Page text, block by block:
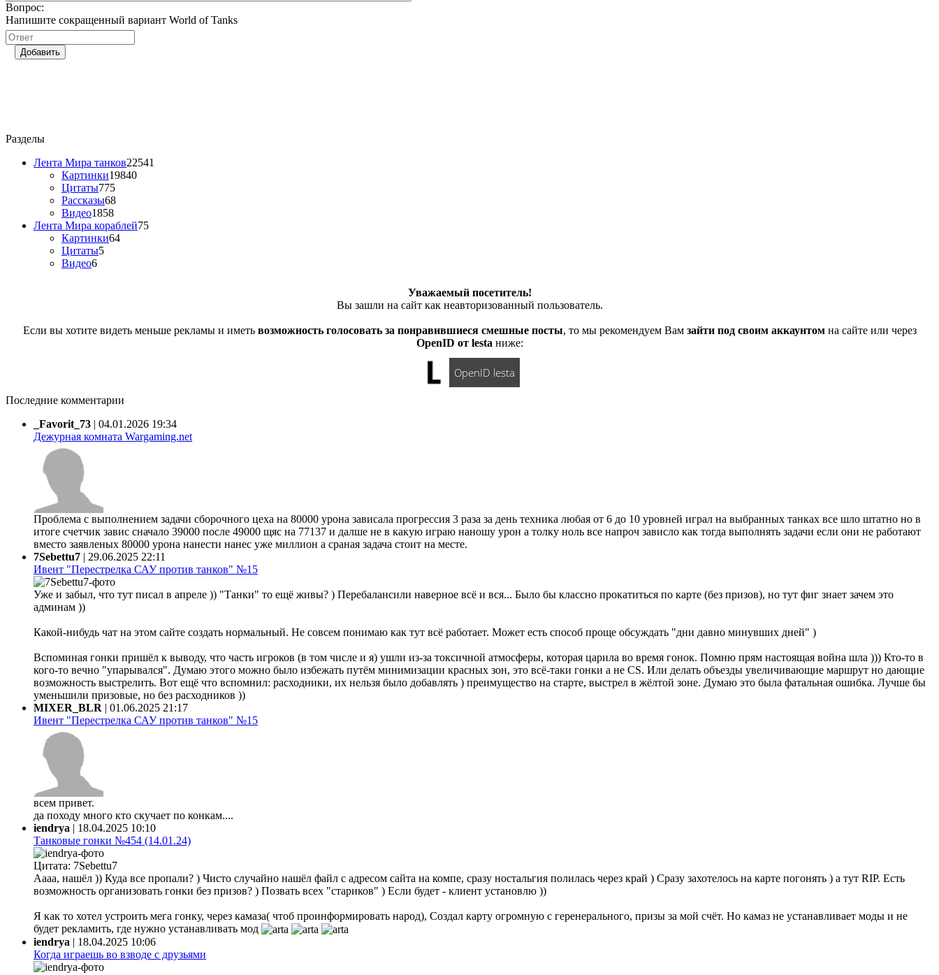
Вопрос:
Напишите сокращенный вариант World of Tanks
Добавить
Разделы
Лента Мира танков22541
Картинки19840
Цитаты775
Рассказы68
Видео1858
Лента Мира кораблей75
Картинки64
Цитаты5
Видео6
Уважаемый посетитель!
Вы зашли на сайт как неавторизованный пользователь.
Если вы хотите видеть меньше рекламы и иметь возможность голосовать за понравившиеся смешные посты, то мы рекомендуем Вам зайти под своим аккаунтомна сайте или через
OpenID от lesta ниже:
OpenID lesta
Последние комментарии
_Favorit_73 | 04.01.2026 19:34
Дежурная комната Wargaming.net
Проблема с выполнением задачи сборочного цеха на 80000 урона зависала прогрессия 3 раза за день техника любая от 6 до 10 уровней играл на выбранных танках все шло штатно но в
итоге счетчик завис сначало 39000 после 49000 щяс на 77137 и далше не в какую играю наношу урон а толку ноль все напроч зависло как тогда выполнять задачи если они не работают
вместо заявленых 80000 урона нанести нанес уже миллион а сраная задача стоит на месте.
7Sebettu7 | 29.06.2025 22:11
Ивент "Перестрелка САУ против танков" №15
Уже и забыл, что тут писал в апреле )) "Танки" то ещё живы? ) Перебалансили наверное всё и вся... Было бы классно прокатиться по карте (без призов), но тут фиг знает зачем это
админам ))
Какой-нибудь чат на этом сайте создать нормальный. Не совсем понимаю как тут всё работает. Может есть способ проще обсуждать "дни давно минувших дней" )
Вспоминая гонки пришёл к выводу, что часть игроков (в том числе и я) ушли из-за токсичной атмосферы, которая царила во время гонок. Помню прям настоящая война шла ))) Кто-то в
кого-то вечно "упарывался". Думаю этого можно было избежать путём минимизации красных зон, это всё-таки гонки а не CS. Или делать объезды увеличивающие маршрут но дающие
возможность выстрелить. Вот ещё что вспомнил: расходники, их нельзя было добавлять ) преимущество на старте, выстрел в жёлтой зоне. Думаю это была фатальная ошибка. Лучше бы
уменьшили призовые, но без расходников ))
MIXER_BLR | 01.06.2025 21:17
Ивент "Перестрелка САУ против танков" №15
всем привет.
да походу много кто скучает по конкам....
iendrya | 18.04.2025 10:10
Танковые гонки №454 (14.01.24)
Цитата: 7Sebettu7
Аааа, нашёл )) Куда все пропали? ) Чисто случайно нашёл файл с адресом сайта на компе, сразу ностальгия полилась через край ) Сразу захотелось на карте погонять ) а тут RIP. Есть
возможность организовать гонки без призов? ) Позвать всех "стариков" ) Если будет - клиент установлю ))
Я как то хотел устроить мега гонку, через камаза( чтоб проинформировать народ), Создал карту огромную с геренерального, призы за мой счёт. Но камаз не устанавливает моды и не
будет рекламить, где нужно устанавливать мод
iendrya | 18.04.2025 10:06
Когда играешь во взводе с друзьями